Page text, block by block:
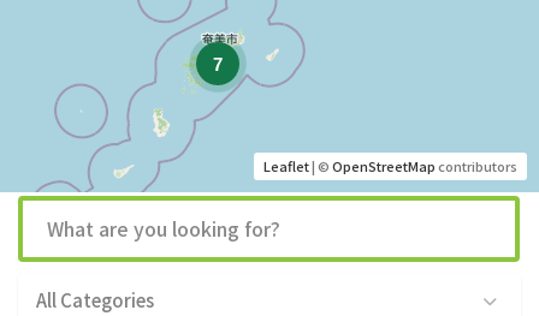
7
Leaflet| ©OpenStreetMapcontributors
All Categories